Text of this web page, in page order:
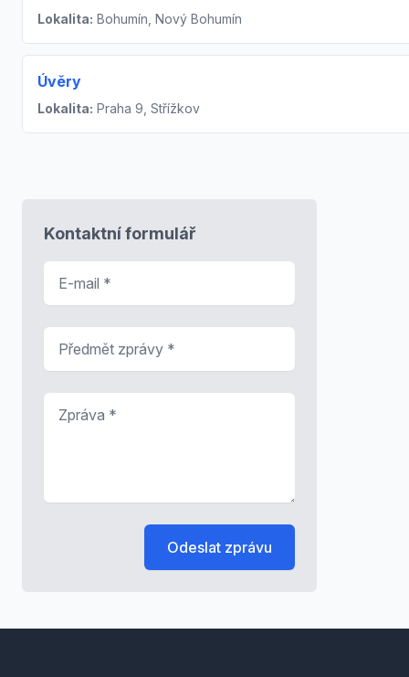
Lokalita: Bohumín, Nový Bohumín
Úvěry
Lokalita: Praha 9, Střížkov
Kontaktní formulář
Odeslat zprávu